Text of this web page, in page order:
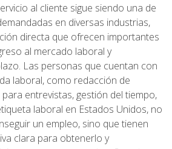
al cliente sigue siendo una de
en diversas industrias,
directa que ofrecen importantes
al mercado laboral y
Las personas que cuentan con
laboral, como redacción de
entrevistas, gestión del tiempo,
laboral en Estados Unidos, no
un empleo, sino que tienen
clara para obtenerlo y